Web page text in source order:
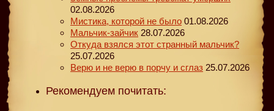
02.08.2026
Мистика, которой не было 01.08.2026
Мальчик-зайчик 28.07.2026
Откуда взялся этот странный мальчик?
25.07.2026
Верю и не верю в порчу и сглаз 25.07.2026
Рекомендуем почитать: